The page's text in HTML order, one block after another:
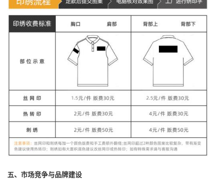
五、市场竞争与品牌建设